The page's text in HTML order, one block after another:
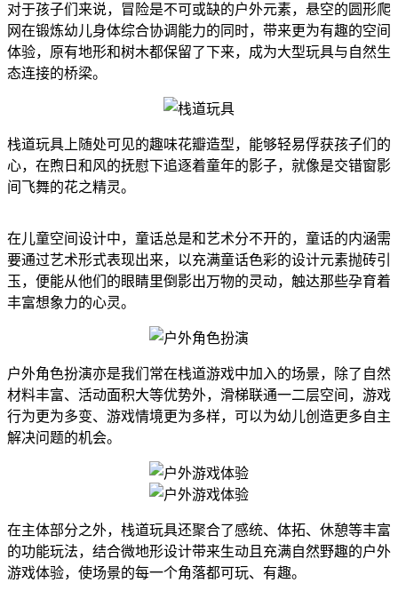
对于孩子们来说，冒险是不可或缺的户外元素，悬空的圆形爬
网在锻炼幼儿身体综合协调能力的同时，带来更为有趣的空间
体验，原有地形和树木都保留了下来，成为大型玩具与自然生
态连接的桥梁。
栈道玩具上随处可见的趣味花瓣造型，能够轻易俘获孩子们的
心，在煦日和风的抚慰下追逐着童年的影子，就像是交错窗影
间飞舞的花之精灵。
在儿童空间设计中，童话总是和艺术分不开的，童话的内涵需
要通过艺术形式表现出来，以充满童话色彩的设计元素抛砖引
玉，便能从他们的眼睛里倒影出万物的灵动，触达那些孕育着
丰富想象力的心灵。
户外角色扮演亦是我们常在栈道游戏中加入的场景，除了自然
材料丰富、活动面积大等优势外，滑梯联通一二层空间，游戏
行为更为多变、游戏情境更为多样，可以为幼儿创造更多自主
解决问题的机会。
在主体部分之外，栈道玩具还聚合了感统、体拓、休憩等丰富
的功能玩法，结合微地形设计带来生动且充满自然野趣的户外
游戏体验，使场景的每一个角落都可玩、有趣。